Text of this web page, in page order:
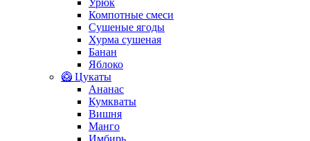
Урюк
Компотные смеси
Сушеные ягоды
Хурма сушеная
Банан
Яблоко
🥝 Цукаты
Ананас
Кумкваты
Вишня
Манго
Имбирь